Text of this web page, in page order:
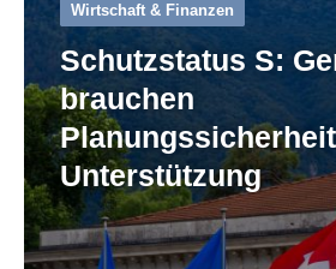
Wirtschaft & Finanzen
Schutzstatus S:
brauchen
Unterstützung